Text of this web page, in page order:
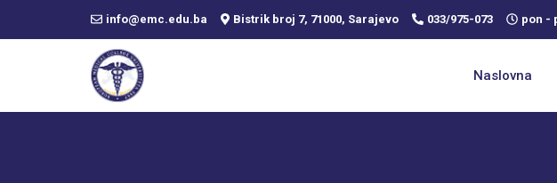
info@emc.edu.ba Bistrik broj 7, 71000, Sarajevo 033/975-073 pon -
Naslovna